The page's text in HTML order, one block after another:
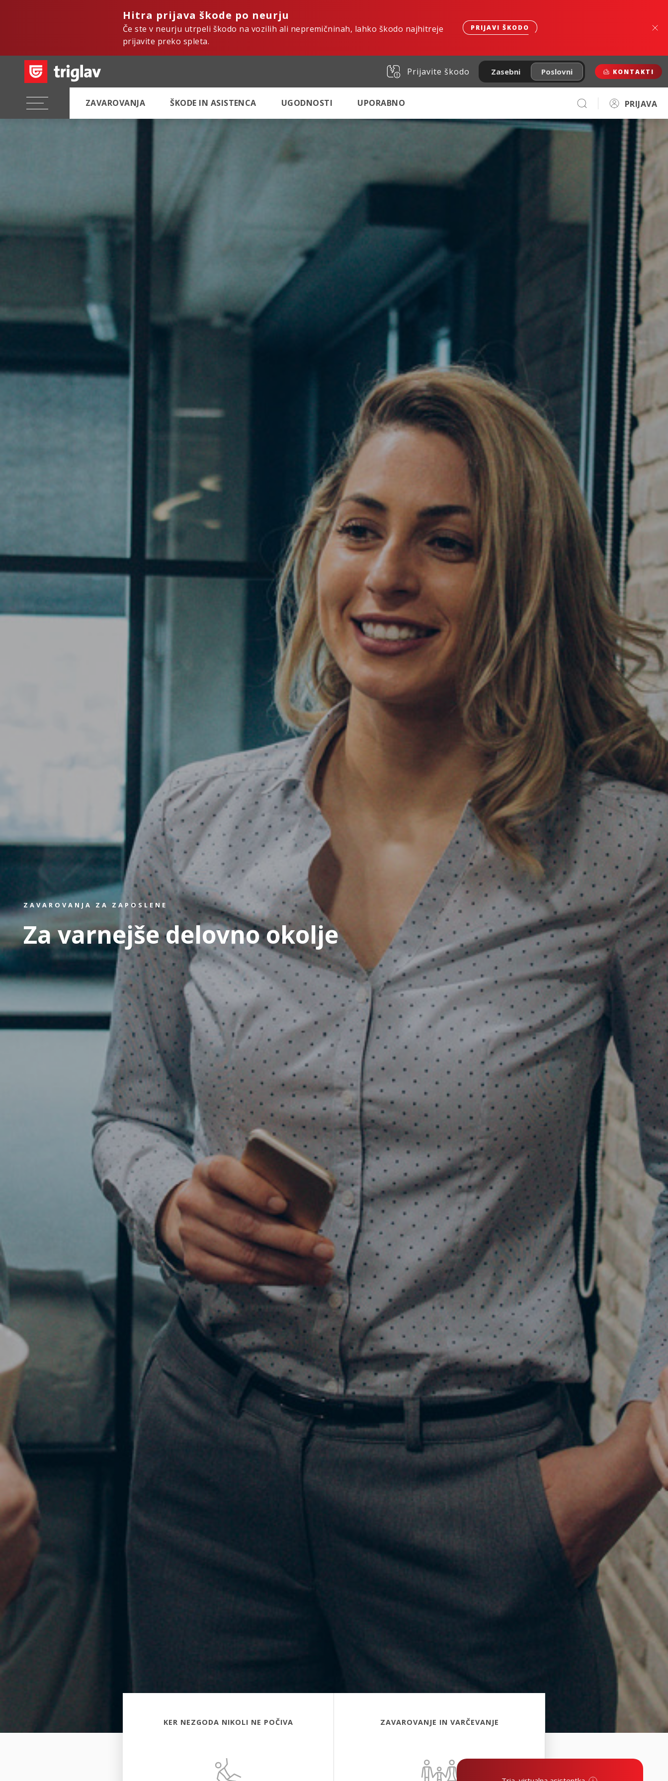
Hitra prijava škode po neurju
Če ste v neurju utrpeli škodo na vozilih ali nepremičninah, lahko škodo najhitreje
prijavite preko spleta.
PRIJAVI ŠKODO
Prijavite škodo Zasebni Poslovni KONTAKTI
ZAVAROVANJA ŠKODE IN ASISTENCA UGODNOSTI UPORABNO PRIJAVA
ZAVAROVANJA ZA ZAPOSLENE
Za varnejše delovno okolje
KER NEZGODA NIKOLI NE POČIVA ZAVAROVANJE IN VARČEVANJE